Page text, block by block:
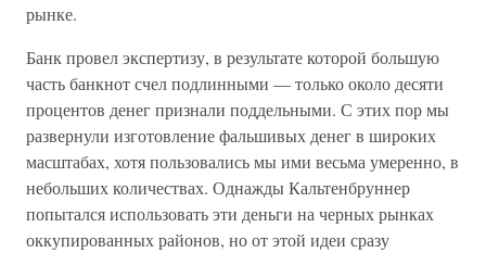
рынке.
Банк провел экспертизу, в результате которой большую
часть банкнот счел подлинными — только около десяти
процентов денег признали поддельными. С этих пор мы
развернули изготовление фальшивых денег в широких
масштабах, хотя пользовались мы ими весьма умеренно, в
небольших количествах. Однажды Кальтенбруннер
попытался использовать эти деньги на черных рынках
оккупированных районов, но от этой идеи сразу